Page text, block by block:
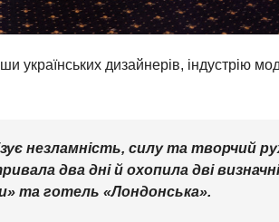
українських дизайнерів, індустрію
незламність, силу та творчий
два дні й охопила дві визначні
та готель «Лондонська».